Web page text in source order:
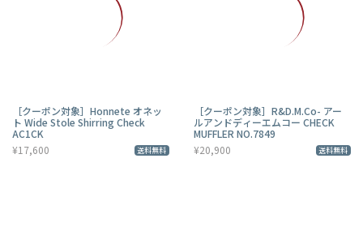
［クーポン対象］Honnete オネッ
ト Wide Stole Shirring Check
AC1CK
¥17,600
送料無料
［クーポン対象］R&D.M.Co- アー
ルアンドディーエムコー CHECK
MUFFLER NO.7849
¥20,900
送料無料